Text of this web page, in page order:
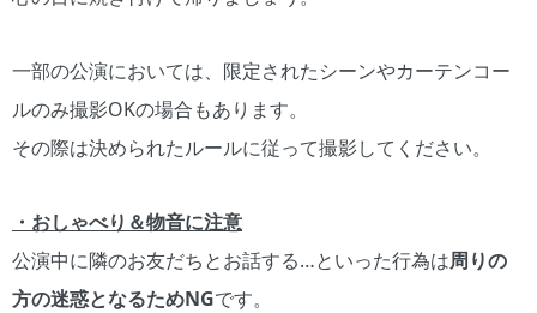
一部の公演においては、限定されたシーンやカーテンコー
ルのみ撮影OKの場合もあります。
その際は決められたルールに従って撮影してください。
・おしゃべり＆物音に注意
公演中に隣のお友だちとお話する…といった行為は周りの
方の迷惑となるためNGです。